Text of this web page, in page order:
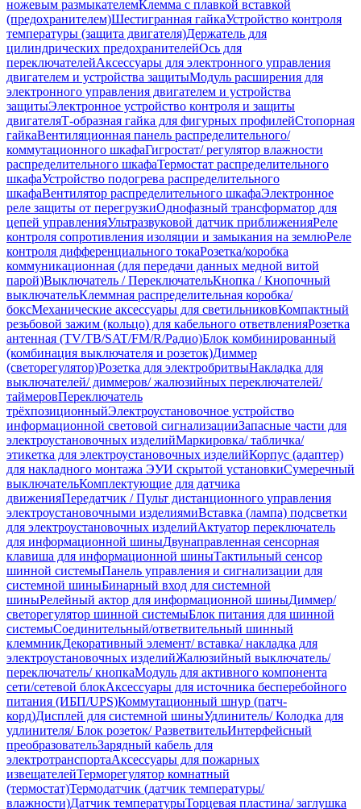
ножевым размыкателемКлемма с плавкой вставкой
(предохранителем)Шестигранная гайкаУстройство контроля
температуры (защита двигателя)Держатель для
цилиндрических предохранителейОсь для
переключателейАксессуары для электронного управления
двигателем и устройства защитыМодуль расширения для
электронного управления двигателем и устройства
защитыЭлектронное устройство контроля и защиты
двигателяТ-образная гайка для фигурных профилейСтопорная
гайкаВентиляционная панель распределительного/
коммутационного шкафаГигростат/ регулятор влажности
распределительного шкафаТермостат распределительного
шкафаУстройство подогрева распределительного
шкафаВентилятор распределительного шкафаЭлектронное
реле защиты от перегрузкиОднофазный трансформатор для
цепей управленияУльтразвуковой датчик приближенияРеле
контроля сопротивления изоляции и замыкания на землюРеле
контроля дифференциального токаРозетка/коробка
коммуникационная (для передачи данных медной витой
парой)Выключатель / ПереключательКнопка / Кнопочный
выключательКлеммная распределительная коробка/
боксМеханические аксессуары для светильниковКомпактный
резьбовой зажим (кольцо) для кабельного ответвленияРозетка
антенная (TV/ТВ/SAT/FM/R/Радио)Блок комбинированный
(комбинация выключателя и розеток)Диммер
(светорегулятор)Розетка для электробритвыНакладка для
выключателей/ диммеров/ жалюзийных переключателей/
таймеровПереключатель
трёхпозиционныйЭлектроустановочное устройство
информационной световой сигнализацииЗапасные части для
электроустановочных изделийМаркировка/ табличка/
этикетка для электроустановочных изделийКорпус (адаптер)
для накладного монтажа ЭУИ скрытой установкиСумеречный
выключательКомплектующие для датчика
движенияПередатчик / Пульт дистанционного управления
электроустановочными изделиямиВставка (лампа) подсветки
для электроустановочных изделийАктуатор переключатель
для информационной шиныДвунаправленная сенсорная
клавиша для информационной шиныТактильный сенсор
шинной системыПанель управления и сигнализации для
системной шиныБинарный вход для системной
шиныРелейный актор для информационной шиныДиммер/
светорегулятор шинной системыБлок питания для шинной
системыСоединительный/ответвительный шинный
клеммникДекоративный элемент/ вставка/ накладка для
электроустановочных изделийЖалюзийный выключатель/
переключатель/ кнопкаМодуль для активного компонента
сети/сетевой блокАксессуары для источника бесперебойного
питания (ИБП/UPS)Коммутационный шнур (патч-
корд)Дисплей для системной шиныУдлинитель/ Колодка для
удлинителя/ Блок розеток/ РазветвительИнтерфейсный
преобразовательЗарядный кабель для
электротранспортаАксессуары для пожарных
извещателейТерморегулятор комнатный
(термостат)Термодатчик (датчик температуры/
влажности)Датчик температурыТорцевая пластина/ заглушка